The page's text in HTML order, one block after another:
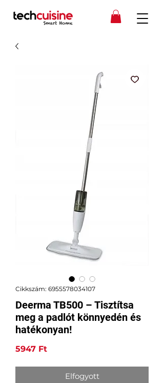
Cikkszám: 6955578034107
Deerma TB500 – Tisztítsa
meg a padlót könnyedén és
hatékonyan!
5947 FtÁr
Elfogyott